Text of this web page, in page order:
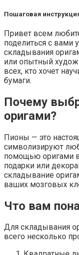
Пошаговая
Привет всем
поделиться с вами
складывания
или опытный
всех, кто хочет
бумаги.
Почему
оригами?
Пионы — это
символизируют
помощью оригами
подарки или
складывание
ваших мозговых
Что вам
Для складывания
всего несколько